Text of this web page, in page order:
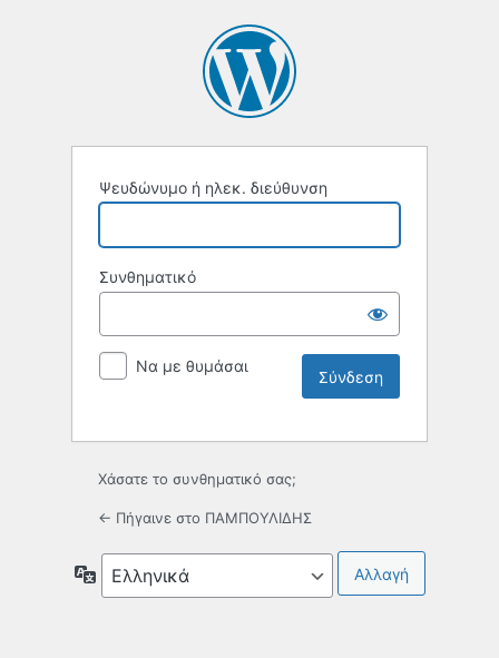
Ψευδώνυμο ή ηλεκ. διεύθυνση
Συνθηματικό
Να με θυμάσαι
Χάσατε το συνθηματικό σας;
← Πήγαινε στο ΠΑΜΠΟΥΛΙΔΗΣ
Γλώσσα